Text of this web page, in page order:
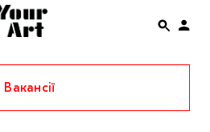
ENG
Вакансії